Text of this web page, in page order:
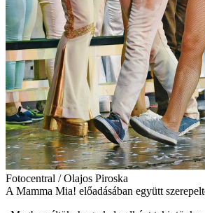
Fotocentral / Olajos Piroska
A Mamma Mia! előadásában együtt